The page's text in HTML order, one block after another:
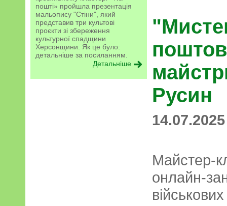
пошті» пройшла презентація
мальопису "Стіни", який
представив три культові
проєкти зі збереження
культурної спадщини
Херсонщини. Як це було:
детальніше за посиланням.
Детальніше
Русин
онлайн-